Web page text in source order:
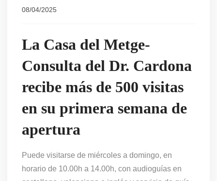
08/04/2025
La Casa del Metge-
Consulta del Dr. Cardona
recibe más de 500 visitas
en su primera semana de
apertura
Puede visitarse de miércoles a domingo, en
horario de 10.00h a 14.00h, con audioguías en